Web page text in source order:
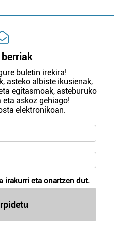
buletin irekira!
asteko albiste ikusienak,
egitasmoak, asteburuko
eta askoz gehiago!
elektronikoan.
irakurri eta onartzen dut.